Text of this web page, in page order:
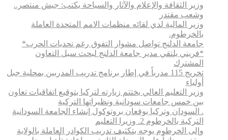
وزير الثقافة والإعلام والآثار والسياحة يكتب: جيش منتصر..
وشعب مقتدر
وزير المالية لدي لقائه منظمات الامم المتحدة العاملة
بالخرطوم.
جامعة الدلنج تواصل مشوار التفوق رغم تحديات الحرب*
*فريني يلتقي مدير جامعة الدلنج لبحث سبل التعاون
المشترك
تخريج 115 مدرباً في إطار برنامج تدريب المدربين بمحلية جبل
أولياء
وزير التعليم العالي يختتم زيارته لتركيا بتوقيع اتفاقيات تعاون
بين خمس جامعات سودانية ونظيراتها التركية
. السودان وتركيا يوقعان بروتوكول إنشاء الجامعة السودانية
التركية بالخرطوم 2. وزيرا التعليم
وإلى الخرطوم يوجه بتكثيف تدريب الكوادر العاملة بالولاية